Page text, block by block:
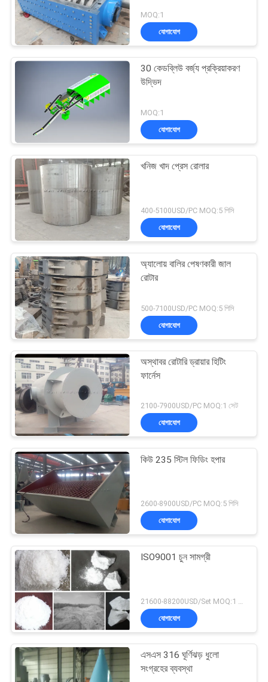
MOQ:1
যোগাযোগ
30 কেডব্লিউ বর্জ্য প্রক্রিয়াকরণ
উদ্ভিদ
MOQ:1
যোগাযোগ
খনিজ খাদ প্রেস রোলার
400-5100USD/PC MOQ:5 পিসি
যোগাযোগ
অ্যালোয় বালির পেষণকারী জাল
রোটার
500-7100USD/PC MOQ:5 পিসি
যোগাযোগ
অস্থাবর রোটারি ড্রায়ার হিটিং
ফার্নেস
2100-7900USD/PC MOQ:1 সেট
যোগাযোগ
কিউ 235 স্টিল ফিডিং হপার
2600-8900USD/PC MOQ:5 পিসি
যোগাযোগ
ISO9001 চুন সামগ্রী
যোগাযোগ
এসএস 316 ঘূর্ণিঝড় ধুলো
সংগ্রহের ব্যবস্থা